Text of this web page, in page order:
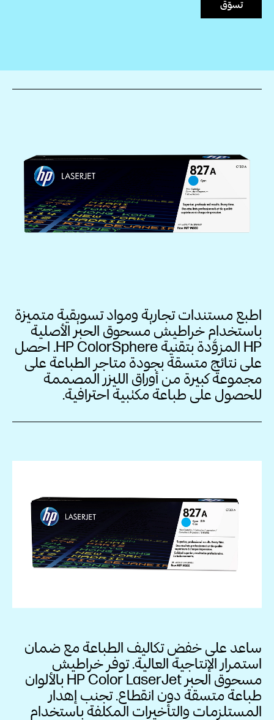
تسوّق
اطبع مستندات تجارية ومواد تسويقية متميزة
باستخدام خراطيش مسحوق الحبر الأصلية
HP المزوَّدة بتقنية HP ColorSphere. احصل
على نتائج متسقة بجودة متاجر الطباعة على
مجموعة كبيرة من أوراق الليزر المصممة
للحصول على طباعة مكتبية احترافية.
ساعد على خفض تكاليف الطباعة مع ضمان
استمرار الإنتاجية العالية. توفر خراطيش
مسحوق الحبر HP Color LaserJet بالألوان
طباعة متسقة دون انقطاع. تجنب إهدار
المستلزمات والتأخيرات المكلفة باستخدام